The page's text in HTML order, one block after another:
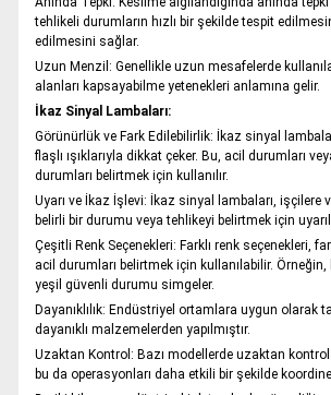
tehlikeli durumların hızlı bir şekilde tespit
edilmesini sağlar.
Uzun Menzil: Genellikle uzun mesafelerde
alanları kapsayabilme yetenekleri anlamına gelir.
İkaz Sinyal Lambaları:
Görünürlük ve Fark Edilebilirlik: İkaz sinyal
flaşlı ışıklarıyla dikkat çeker. Bu, acil durumları
durumları belirtmek için kullanılır.
Uyarı ve İkaz İşlevi: İkaz sinyal lambaları, işçilere
belirli bir durumu veya tehlikeyi belirtmek için
Çeşitli Renk Seçenekleri: Farklı renk seçenekleri,
acil durumları belirtmek için kullanılabilir. Örneğin,
yeşil güvenli durumu simgeler.
Dayanıklılık: Endüstriyel ortamlara uygun olarak
dayanıklı malzemelerden yapılmıştır.
Uzaktan Kontrol: Bazı modellerde uzaktan kontrol
bu da operasyonları daha etkili bir şekilde